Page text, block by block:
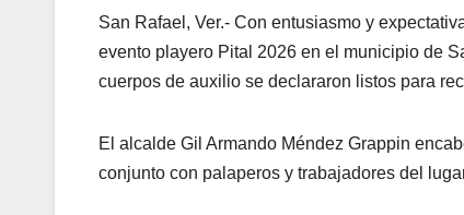
San Rafael, Ver.- Con entusiasmo y
evento playero Pital 2026 en el municipio de
cuerpos de auxilio se declararon listos para
El alcalde Gil Armando Méndez Grappin
conjunto con palaperos y trabajadores del